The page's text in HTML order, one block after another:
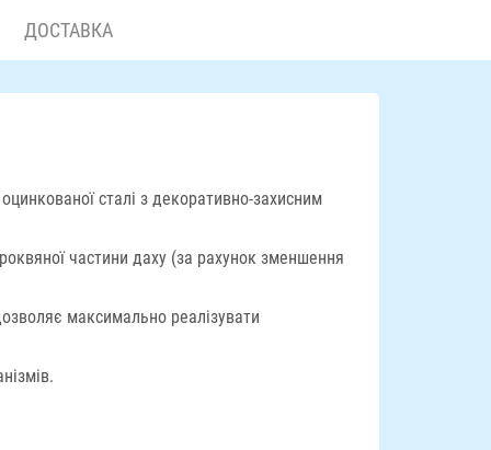
ДОСТАВКА
сталі з декоративно-захисним
частини даху (за рахунок зменшення
максимально реалізувати